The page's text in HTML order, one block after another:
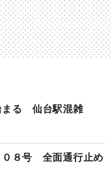
まる 仙台駅混雑
０８号 全面通行止め